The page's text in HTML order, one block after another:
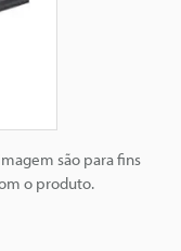
são para fins
o produto.